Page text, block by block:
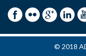
© 2018